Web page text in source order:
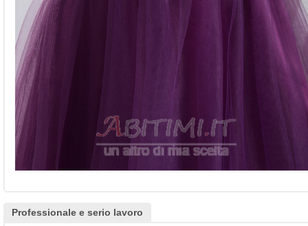
Professionale e serio lavoro